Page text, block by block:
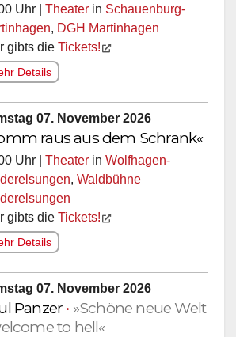
Uhr | Theater in Schauenburg-
, DGH Martinhagen
gibts die Tickets!
Details
07. November 2026
raus aus dem Schrank«
Uhr | Theater in Wolfhagen-
, Waldbühne
gibts die Tickets!
Details
07. November 2026
Panzer • »Schöne neue Welt
to hell«